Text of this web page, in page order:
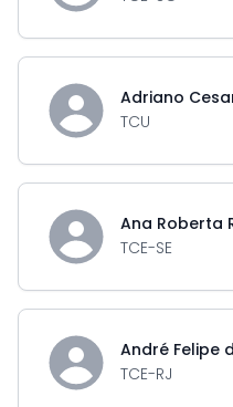
Adriano
TCU
Ana Roberta
TCE-SE
André Felipe
TCE-RJ